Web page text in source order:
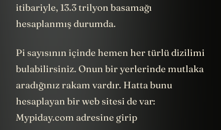
itibariyle, 13.3 trilyon basamağı
hesaplanmış durumda.
Pi sayısının içinde hemen her türlü dizilimi
bulabilirsiniz. Onun bir yerlerinde mutlaka
aradığınız rakam vardır. Hatta bunu
hesaplayan bir web sitesi de var:
Mypiday.com adresine girip